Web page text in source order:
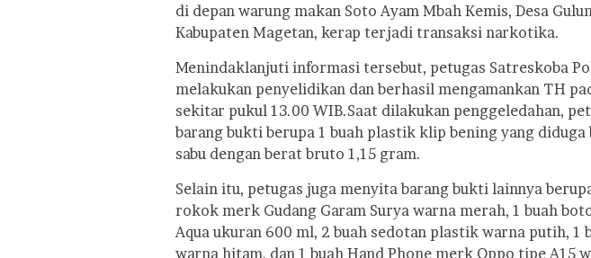
di depan warung makan Soto Ayam Mbah Kemis, Desa
Kabupaten Magetan, kerap terjadi transaksi narkotika.
Menindaklanjuti informasi tersebut, petugas Satreskoba
melakukan penyelidikan dan berhasil mengamankan TH
sekitar pukul 13.00 WIB.Saat dilakukan penggeledahan,
barang bukti berupa 1 buah plastik klip bening yang
sabu dengan berat bruto 1,15 gram.
Selain itu, petugas juga menyita barang bukti lainnya
rokok merk Gudang Garam Surya warna merah, 1 buah
Aqua ukuran 600 ml, 2 buah sedotan plastik warna putih, 1
warna hitam, dan 1 buah Hand Phone merk Oppo tipe A15